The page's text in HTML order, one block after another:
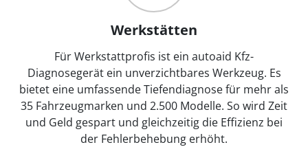
Werkstätten
Für Werkstattprofis ist ein autoaid Kfz-
Diagnosegerät ein unverzichtbares Werkzeug. Es
bietet eine umfassende Tiefendiagnose für mehr als
35 Fahrzeugmarken und 2.500 Modelle. So wird Zeit
und Geld gespart und gleichzeitig die Effizienz bei
der Fehlerbehebung erhöht.